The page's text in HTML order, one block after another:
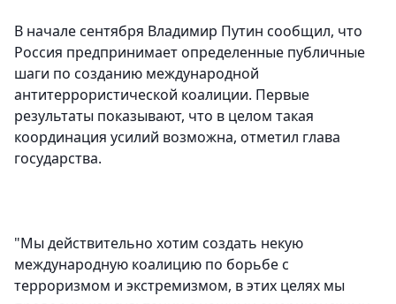
В начале сентября Владимир Путин сообщил, что
Россия предпринимает определенные публичные
шаги по созданию международной
антитеррористической коалиции. Первые
результаты показывают, что в целом такая
координация усилий возможна, отметил глава
государства.
"Мы действительно хотим создать некую
международную коалицию по борьбе с
терроризмом и экстремизмом, в этих целях мы